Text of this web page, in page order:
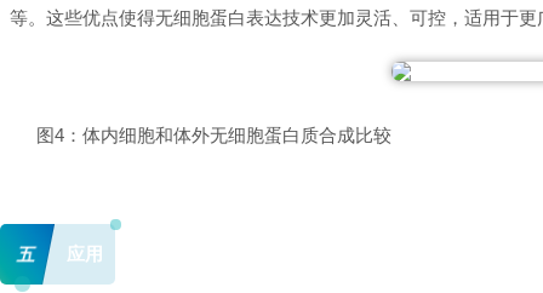
等。这些优点使得无细胞蛋白表达技术更加灵活、可控，适用于
图4：体内细胞和体外无细胞蛋白质合成比较
五 应用